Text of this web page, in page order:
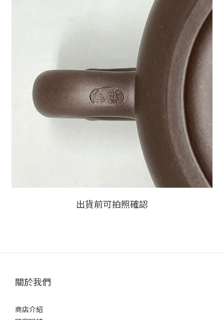
出貨前可拍照確認
關於我們
商店介紹